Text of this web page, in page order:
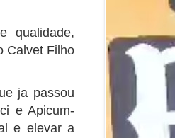
qualidade,
Calvet Filho
ja passou
e Apicum-
e elevar a